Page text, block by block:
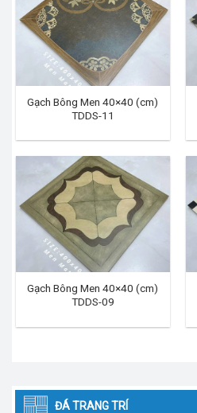
Gạch Bông Men 40×40 (cm)
TDDS-11
Gạch Bông Men 40×40 (cm)
TDDS-09
ĐÁ TRANG TRÍ